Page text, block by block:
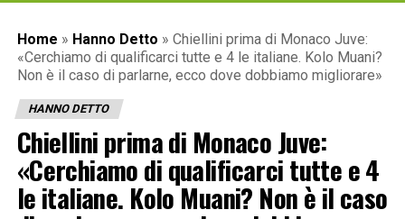
Home » Hanno Detto » Chiellini prima di Monaco Juve:
«Cerchiamo di qualificarci tutte e 4 le italiane. Kolo Muani?
Non è il caso di parlarne, ecco dove dobbiamo migliorare»
HANNO DETTO
Chiellini prima di Monaco Juve:
«Cerchiamo di qualificarci tutte e 4
le italiane. Kolo Muani? Non è il caso